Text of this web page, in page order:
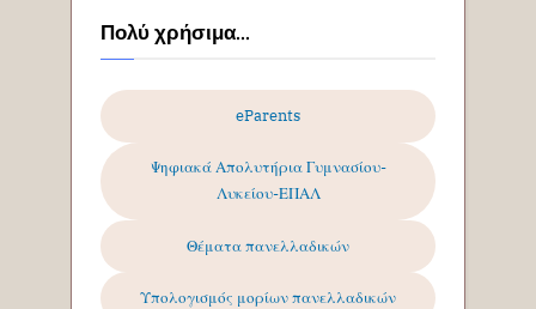
Πολύ χρήσιμα...
eParents
Ψηφιακά Απολυτήρια Γυμνασίου-
Λυκείου-ΕΠΑΛ
Θέματα πανελλαδικών
Υπολογισμός μορίων πανελλαδικών